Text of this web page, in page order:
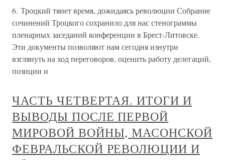
6. Троцкий тянет время, дожидаясь революции Собрание
сочинений Троцкого сохранило для нас стенограммы
пленарных заседаний конференции в Брест-Литовске.
Эти документы позволяют нам сегодня изнутри
взглянуть на ход переговоров, оценить работу делегаций,
позиции и
ЧАСТЬ ЧЕТВЕРТАЯ. ИТОГИ И
ВЫВОДЫ ПОСЛЕ ПЕРВОЙ
МИРОВОЙ ВОЙНЫ, МАСОНСКОЙ
ФЕВРАЛЬСКОЙ РЕВОЛЮЦИИ И